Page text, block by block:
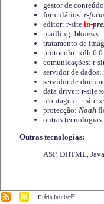
gestor de
formulários: r-
editor: r-site in-
mailling: bknews
tratamento de
protocolo: xdb
comunicações: r-
servidor de dados:
servidor de
data driver: r-site
montagem: r-site
protecção: Noah
outras
Outras tecnologias:
ASP, DHTML,
Diário Insular.pt